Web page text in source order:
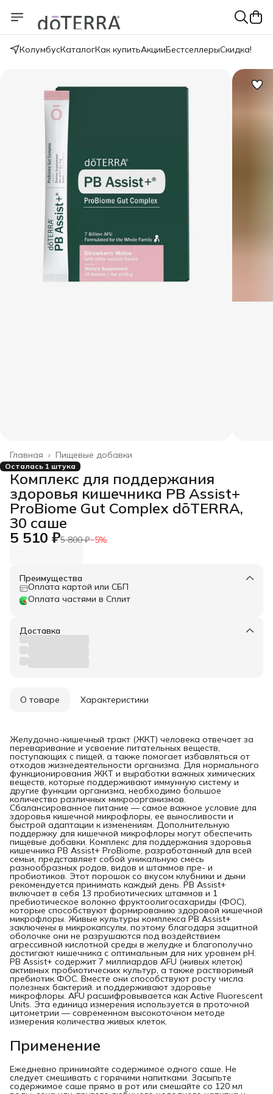
КолумбусКаталогКак купитьАкцииБестселлерыСкидка!
Пищевые добавки
Главная ›
Осталась 1 штука
Комплекс для поддержания
здоровья кишечника PB Assist+
ProBiome Gut Complex dōTERRA,
30 саше
5 510 ₽5 800 ₽−5%
Преимущества
Оплата картой или СБП
Оплата частями в Сплит
Доставка
О товаре Характеристики
Желудочно-кишечный тракт (ЖКТ) человека отвечает за
переваривание и усвоение питательных веществ,
поступающих с пищей, а также помогает избавляться от
отходов жизнедеятельности организма. Для нормального
функционирования ЖКТ и выработки важных химических
веществ, которые поддерживают иммунную систему и
другие функции организма, необходимо большое
количество различных микроорганизмов.
Сбалансированное питание — самое важное условие для
здоровья кишечной микрофлоры, ее выносливости и
быстрой адаптации к изменениям. Дополнительную
поддержку для кишечной микрофлоры могут обеспечить
пищевые добавки. Комплекс для поддержания здоровья
кишечника PB Assist+ ProBiome, разработанный для всей
семьи, представляет собой уникальную смесь
разнообразных родов, видов и штаммов пре- и
пробиотиков. Этот порошок со вкусом клубники и дыни
рекомендуется принимать каждый день. PB Assist+
включает в себя 13 пробиотических штаммов и 1
пребиотическое волокно фруктоолигосахариды (ФОС),
которые способствуют формированию здоровой кишечной
микрофлоры. Живые культуры комплекса PB Assist+
заключены в микрокапсулы, поэтому благодаря защитной
оболочке они не разрушаются под воздействием
агрессивной кислотной среды в желудке и благополучно
достигают кишечника с оптимальным для них уровнем pH.
PB Assist+ содержит 7 миллиардов AFU (живых клеток)
активных пробиотических культур, а также растворимый
пребиотик ФОС. Вместе они способствуют росту числа
полезных бактерий. и поддерживают здоровье
микрофлоры. AFU расшифровывается как Active Fluorescent
Units. Эта единица измерения используется в проточной
цитометрии — современном высокоточном методе
измерения количества живых клеток.
Применение
Ежедневно принимайте содержимое одного саше. Не
следует смешивать с горячими напитками. Засыпьте
содержимое саше прямо в рот или смешайте со 120 мл